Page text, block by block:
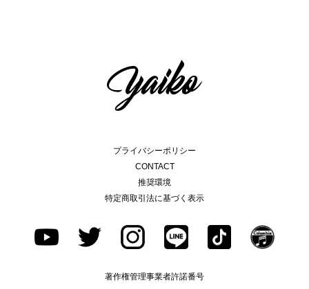
プライバシーポリシー
CONTACT
推奨環境
特定商取引法に基づく表示
著作権管理事業者許諾番号